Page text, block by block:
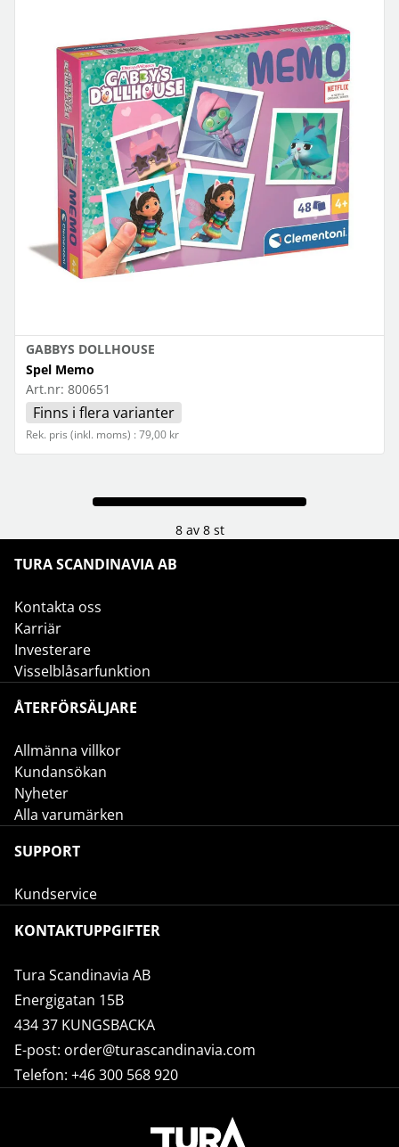
GABBYS DOLLHOUSE
Spel Memo
Art.nr: 800651
Finns i flera varianter
Rek. pris (inkl. moms) : 79,00 kr
8 av 8 st
TURA SCANDINAVIA AB
Kontakta oss
Karriär
Investerare
Visselblåsarfunktion
ÅTERFÖRSÄLJARE
Allmänna villkor
Kundansökan
Nyheter
Alla varumärken
SUPPORT
Kundservice
KONTAKTUPPGIFTER
Tura Scandinavia AB
Energigatan 15B
434 37 KUNGSBACKA
E-post: order@turascandinavia.com
Telefon: +46 300 568 920